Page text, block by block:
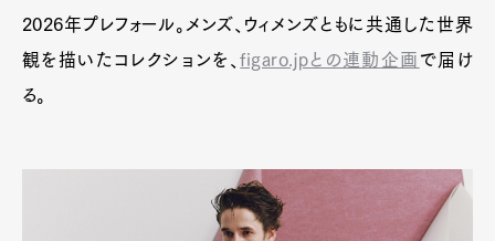
2026年プレフォール。メンズ、ウィメンズともに共通した世界
観を描いたコレクションを、figaro.jpとの連動企画 で届け
る。